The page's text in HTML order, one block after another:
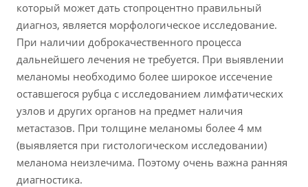
который может дать стопроцентно правильный
диагноз, является морфологическое исследование.
При наличии доброкачественного процесса
дальнейшего лечения не требуется. При выявлении
меланомы необходимо более широкое иссечение
оставшегося рубца с исследованием лимфатических
узлов и других органов на предмет наличия
метастазов. При толщине меланомы более 4 мм
(выявляется при гистологическом исследовании)
меланома неизлечима. Поэтому очень важна ранняя
диагностика.